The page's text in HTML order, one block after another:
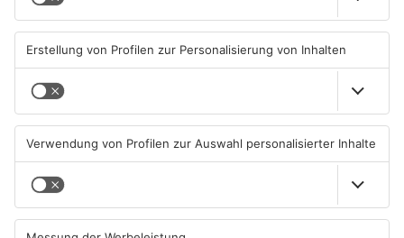
01.08.2026, 21:20 UHR IN KREIS
MILTENBERG
31.07.2026, 11:48 UHR IN KREIS
MILTENBERG